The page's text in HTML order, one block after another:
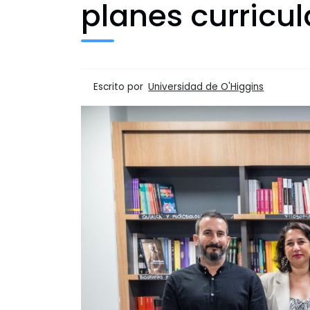
planes
Escrito por Universidad de O'Higgins